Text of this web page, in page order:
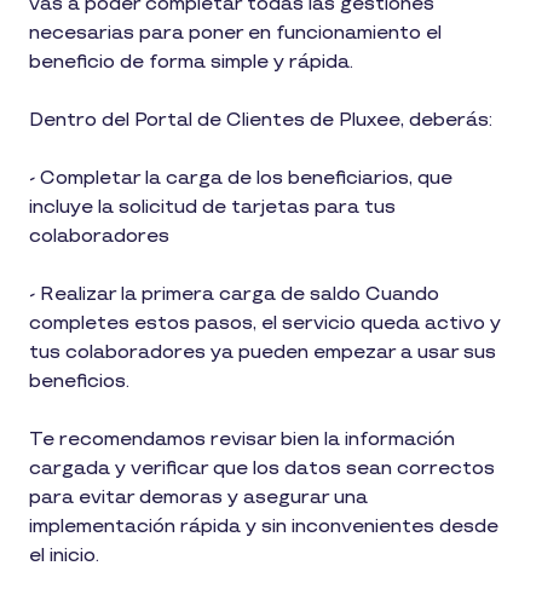
necesarias para poner en funcionamiento el
beneficio de forma simple y rápida.
Dentro del Portal de Clientes de Pluxee, deberás:
- Completar la carga de los beneficiarios, que
incluye la solicitud de tarjetas para tus
colaboradores
- Realizar la primera carga de saldo Cuando
completes estos pasos, el servicio queda activo y
tus colaboradores ya pueden empezar a usar sus
beneficios.
Te recomendamos revisar bien la información
cargada y verificar que los datos sean correctos
para evitar demoras y asegurar una
implementación rápida y sin inconvenientes desde
el inicio.